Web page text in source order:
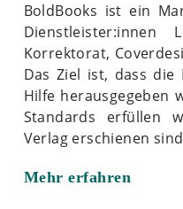
BoldBooks ist ein
Dienstleister:innen
Korrektorat,
Das Ziel ist, dass die
Hilfe herausgegeben
Standards erfüllen
Verlag erschienen
Mehr erfahren